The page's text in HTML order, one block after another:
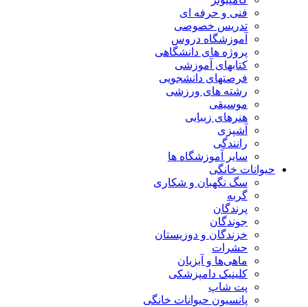
فنی و حرفه ای
تدریس خصوصی
آموزشگاه دروس
پروژه های دانشگاهی
کتابهای آموزشی
فرصتهای دانشجویی
رشته های ورزشی
موسیقی
هنرهای زیبایی
آشپزی
رانندگی
سایر آموزشگاه ها
حیوانات خانگی
سگ نگهبان و شکاری
گربه
پرندگان
جوندگان
خزندگان و دوزیستان
حشرات
ماهی‌ها و آبزیان
کلینیک دامپزشکی
پت شاپ
پانسیون حیوانات خانگی